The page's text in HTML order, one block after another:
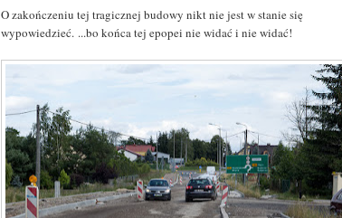
O zakończeniu tej tragicznej budowy nikt nie jest w stanie się
wypowiedzieć. ...bo końca tej epopei nie widać i nie widać!